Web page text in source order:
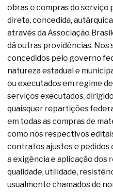
obras e compras do serviço
direta, concedida,
através da Associação
dá outras providências. Nos
concedidos pelo governo
natureza estadual e
ou executados em regime
serviços executados,
quaisquer repartições
em todas as compras de
como nos respectivos
contratos ajustes e
a exigência e aplicação dos
qualidade, utilidade,
usualmente chamados de